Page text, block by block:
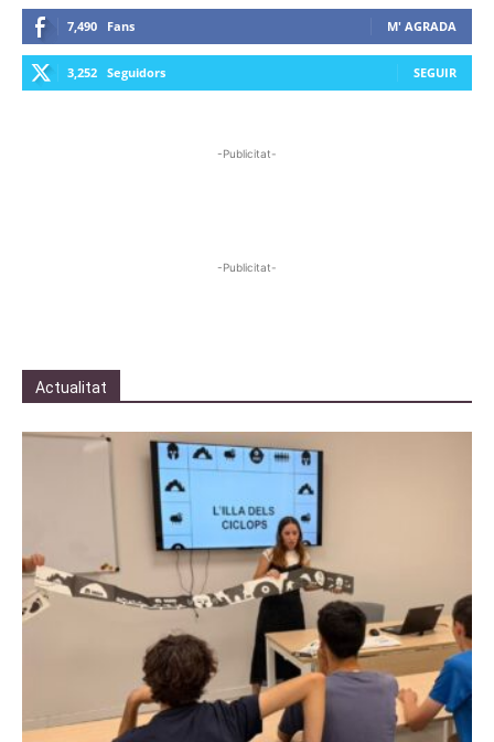
7,490 Fans M' AGRADA
3,252 Seguidors SEGUIR
-Publicitat-
-Publicitat-
Actualitat